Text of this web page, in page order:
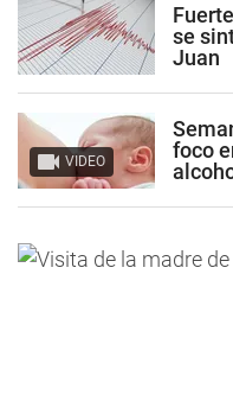
se
Juan
VIDEO
foco